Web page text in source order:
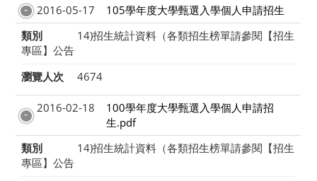
2016-05-17
105學年度大學甄選入學個人申請招生
類別
14)招生統計資料（各類招生榜單請參閱【招生
專區】公告
瀏覽人次
4674
2016-02-18
100學年度大學甄選入學個人申請招
生.pdf
類別
14)招生統計資料（各類招生榜單請參閱【招生
專區】公告